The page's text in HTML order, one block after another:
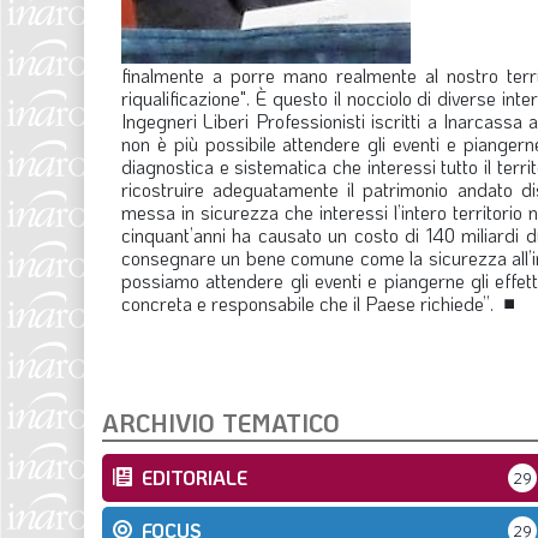
finalmente a porre mano realmente al nostro
riqualificazione". È questo il nocciolo di diverse
Ingegneri Liberi Professionisti iscritti a Inarcassa
non è più possibile attendere gli eventi e
diagnostica e sistematica che interessi tutto il
ricostruire adeguatamente il patrimonio andato
messa in sicurezza che interessi l’intero territorio
cinquant’anni ha causato un costo di 140
consegnare un bene comune come la sicurezza
possiamo attendere gli eventi e piangerne gli
concreta e responsabile che il Paese richiede”. ■
ARCHIVIO TEMATICO
EDITORIALE 29
FOCUS 29